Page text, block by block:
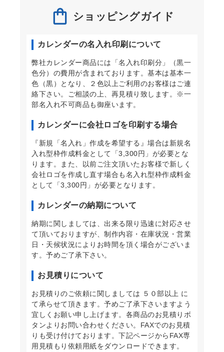
ショッピングガイド
カレンダーの名入れ印刷について
弊社カレンダー商品には「名入れ印刷分」（黒一
色分）の費用が含まれております。基本は基本一
色（黒）となり、２色以上ご利用のお客様はご連
絡下さい。ご相談の上、再見積り致します。※一
部名入れ不可商品も御座います。
カレンダーに会社ロゴを印刷する場合
『新規「名入れ」作成を希望する』場合は新規名
入れ型枠作成料金として「3,300円」が必要とな
ります。また、以前ご注文頂いたお客様で新しく
会社ロゴを作成し直す場合も名入れ型枠作成料金
として「3,300円」が必要となります。
カレンダーの納期について
納期に関しましては、出来る限り迅速に対応させ
て頂いておりますが、制作内容・在庫状況・営業
日・天候状況によりお時間を頂く場合がございま
す。予めご了承下さい。
お見積りについて
お見積りのご依頼に関しましては ５０部以上 に
て承らせて頂きます。予めご了承下さいますよう
宜しくお願い申し上げます。各商品のお見積りボ
タンよりお問い合わせください。FAXでのお見積
りも受け付けております。下記ページからFAX専
用見積もり依頼用紙をダウンロードできます。